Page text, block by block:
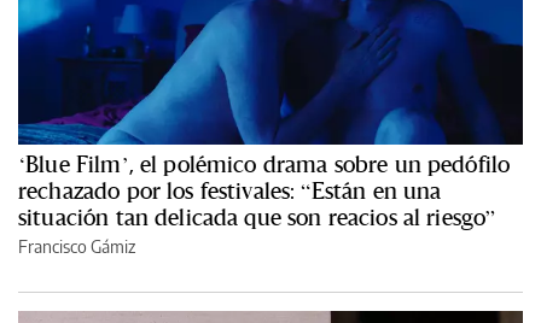
‘Blue Film’, el polémico drama sobre un pedófilo
rechazado por los festivales: “Están en una
situación tan delicada que son reacios al riesgo”
Francisco Gámiz